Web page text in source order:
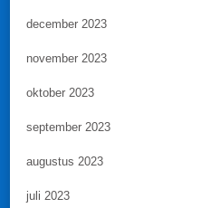
december 2023
november 2023
oktober 2023
september 2023
augustus 2023
juli 2023